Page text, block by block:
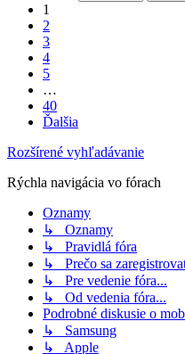
1
2
3
4
5
…
40
Ďalšia
Rozšírené vyhľadávanie
Rýchla navigácia vo fórach
Oznamy
↳ Oznamy
↳ Pravidlá fóra
↳ Prečo sa
↳ Pre vedenie fóra...
↳ Od vedenia fóra...
Podrobné diskusie o
↳ Samsung
↳ Apple